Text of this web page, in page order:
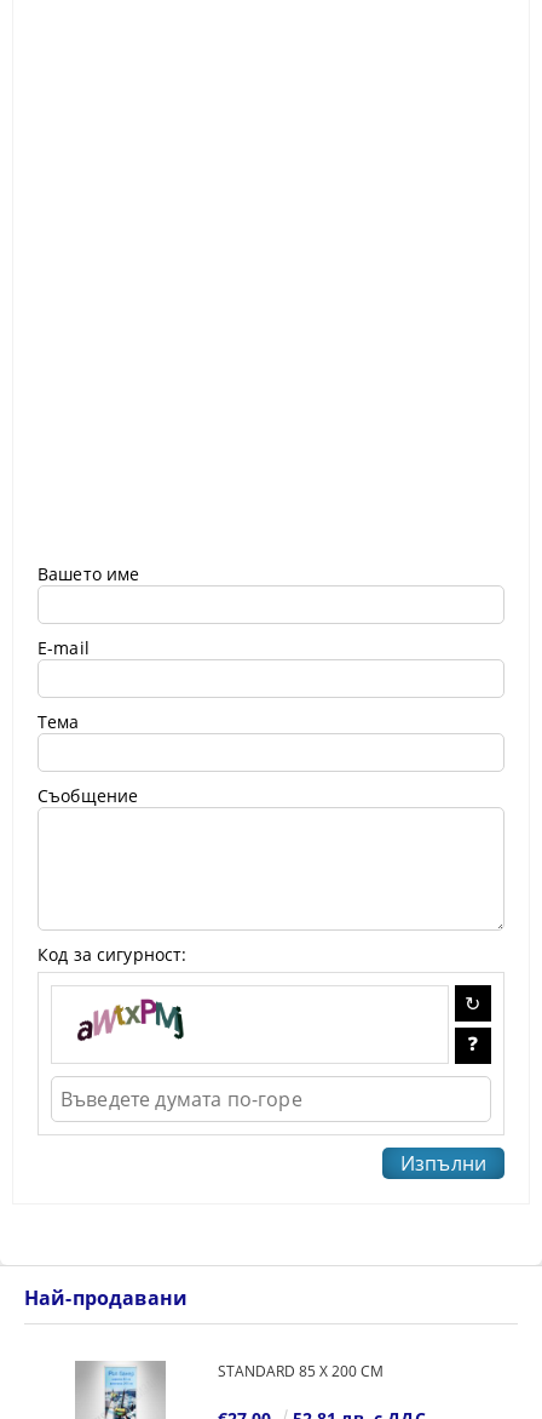
Вашето име
E-mail
Тема
Съобщение
Код за сигурност:
Най-продавани
STANDARD 85 Х 200 СМ